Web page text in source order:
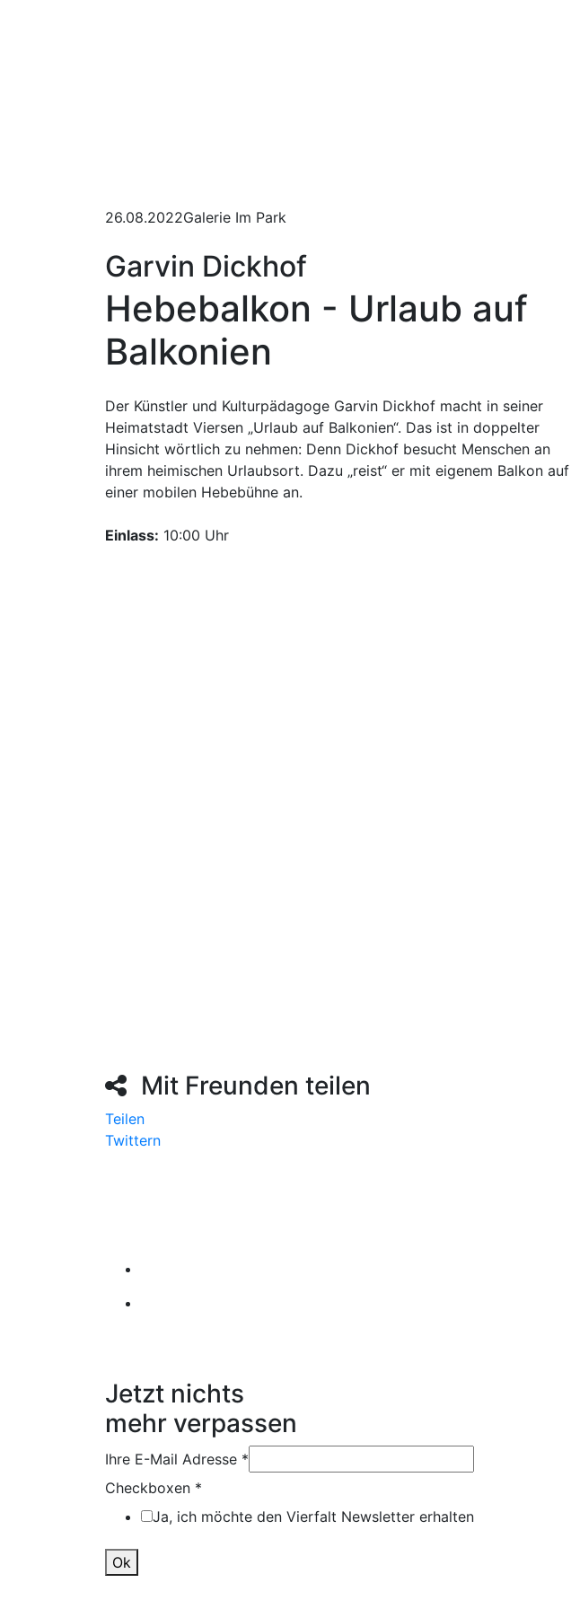
26.08.2022Galerie Im Park
Garvin Dickhof
Hebebalkon - Urlaub auf
Balkonien
Der Künstler und Kulturpädagoge Garvin Dickhof macht in seiner
Heimatstadt Viersen „Urlaub auf Balkonien“. Das ist in doppelter
Hinsicht wörtlich zu nehmen: Denn Dickhof besucht Menschen an
ihrem heimischen Urlaubsort. Dazu „reist“ er mit eigenem Balkon auf
einer mobilen Hebebühne an.
Einlass: 10:00 Uhr
Mit Freunden teilen
Teilen
Twittern
Jetzt nichts
mehr verpassen
Ihre E-Mail Adresse *
Checkboxen *
Ja, ich möchte den Vierfalt Newsletter erhalten
Ok